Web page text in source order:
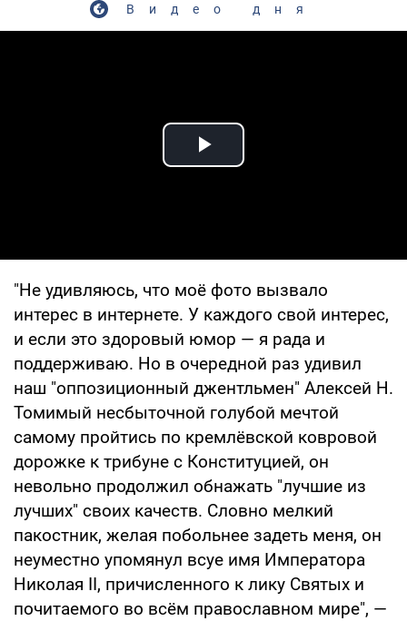
Видео дня
Play Video
"Не удивляюсь, что моё фото вызвало
интерес в интернете. У каждого свой интерес,
и если это здоровый юмор — я рада и
поддерживаю. Но в очередной раз удивил
наш "оппозиционный джентльмен" Алексей Н.
Томимый несбыточной голубой мечтой
самому пройтись по кремлёвской ковровой
дорожке к трибуне с Конституцией, он
невольно продолжил обнажать "лучшие из
лучших" своих качеств. Словно мелкий
пакостник, желая побольнее задеть меня, он
неуместно упомянул всуе имя Императора
Николая II, причисленного к лику Святых и
почитаемого во всём православном мире", —